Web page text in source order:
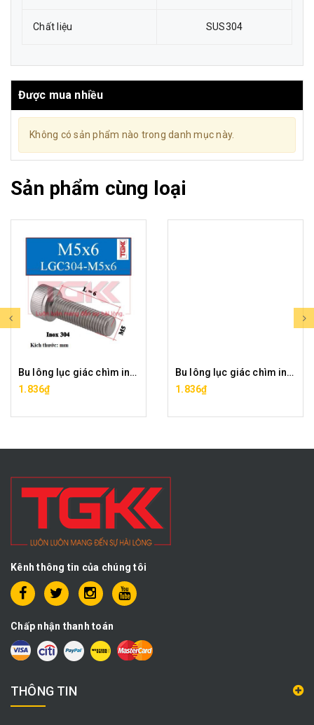
Chất liệu SUS304
Được mua nhiều
Không có sản phẩm nào trong danh mục này.
Sản phẩm cùng loại
Bu lông lục giác chìm inox 304-M5x6
1.836₫
Bu lông lục giác chìm inox 304-M5x8
1.836₫
Kênh thông tin của chúng tôi
Chấp nhận thanh toán
THÔNG TIN